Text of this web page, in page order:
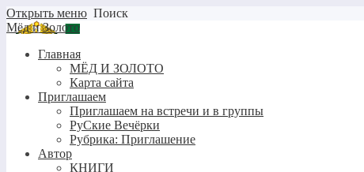
Открыть меню Поиск
Мёд и Золото
Главная
МЁД И ЗОЛОТО
Карта сайта
Приглашаем
Приглашаем на встречи и в группы
РуСкие Вечёрки
Рубрика: Приглашение
Автор
КНИГИ